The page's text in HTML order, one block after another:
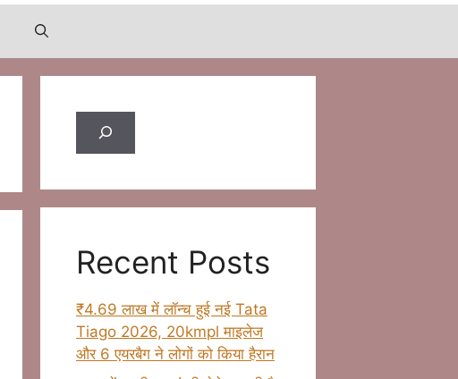
Search
Recent Posts
₹4.69 लाख में लॉन्च हुई नई Tata
Tiago 2026, 20kmpl माइलेज
और 6 एयरबैग ने लोगों को किया हैरान